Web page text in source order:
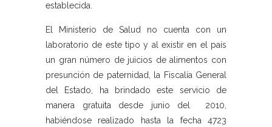
establecida.
El Ministerio de Salud no cuenta con un
laboratorio de este tipo y al existir en el país
un gran número de juicios de alimentos con
presunción de paternidad, la Fiscalía General
del Estado, ha brindado este servicio de
manera gratuita desde junio del 2010,
habiéndose realizado hasta la fecha 4723